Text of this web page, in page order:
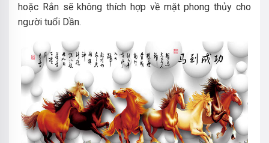
hoặc Rắn sẽ không thích hợp về mặt phong thủy cho
người tuổi Dần.